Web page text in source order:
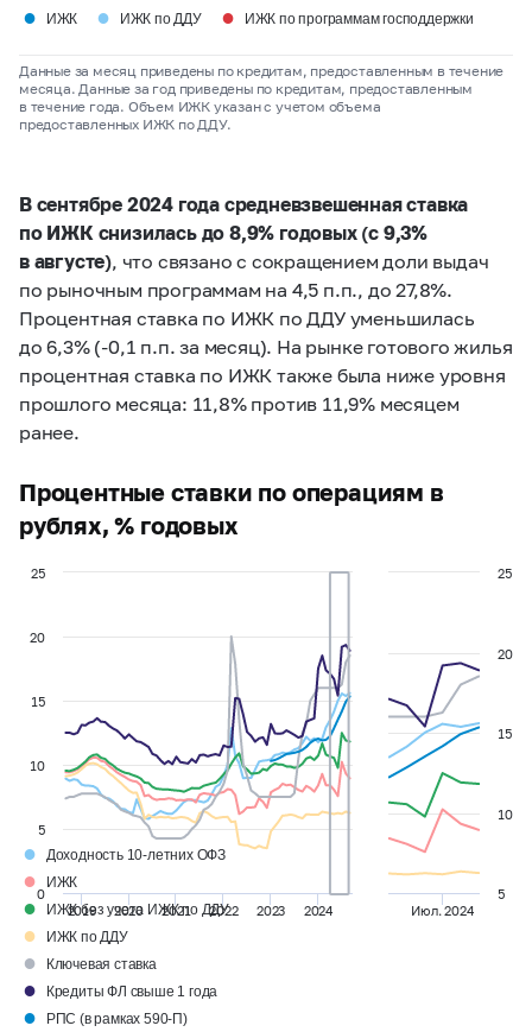
● ИЖК ● ИЖК по ДДУ ● ИЖК по программам господдержки
Данные за месяц приведены по кредитам, предоставленным в течение
месяца. Данные за год приведены по кредитам, предоставленным
в течение года. Объем ИЖК указан с учетом объема
предоставленных ИЖК по ДДУ.
В сентябре 2024 года средневзвешенная ставка
по ИЖК снизилась до 8,9% годовых (с 9,3%
в августе), что связано с сокращением доли выдач
по рыночным программам на 4,5 п.п., до 27,8%.
Процентная ставка по ИЖК по ДДУ уменьшилась
до 6,3% (-0,1 п.п. за месяц). На рынке готового жилья
процентная ставка по ИЖК также была ниже уровня
прошлого месяца: 11,8% против 11,9% месяцем
ранее.
Процентные ставки по операциям в
рублях, % годовых
2019 2020 2021 2022 2023 2024
0
5
10
15
20
25
● Доходность 10-летних ОФЗ
● ИЖК
● ИЖК без учета ИЖК по ДДУ
● ИЖК по ДДУ
● Ключевая ставка
● Кредиты ФЛ свыше 1 года
● РПС (в рамках 590-П)
Июл. 2024
5
10
15
20
25